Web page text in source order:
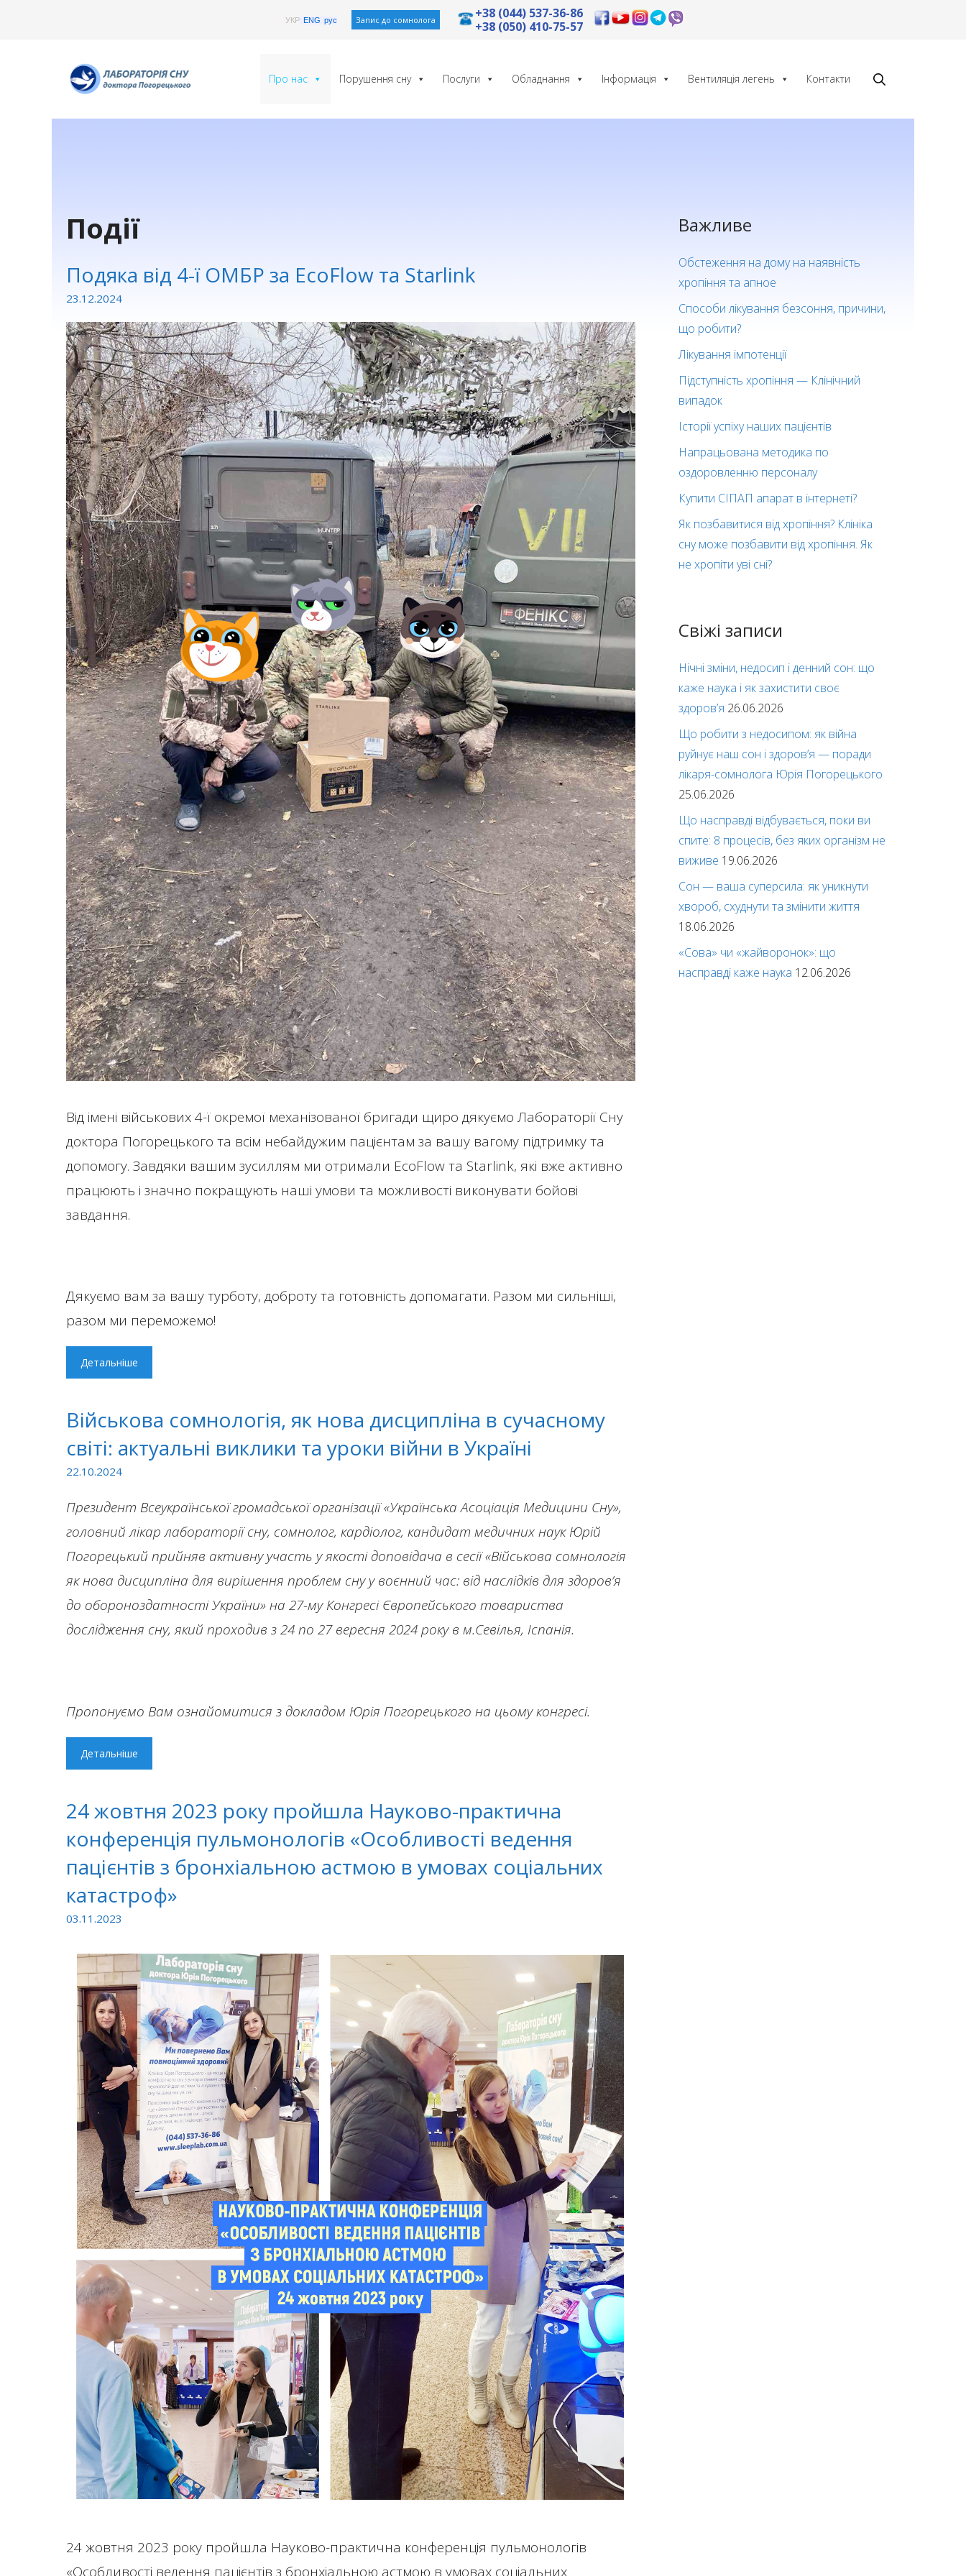
УКР ENG рус Запис до сомнолога
+38 (044) 537-36-86
+38 (050) 410-75-57
Про нас Порушення сну Послуги Обладнання Інформація Вентиляція легень Контакти
Події
Подяка від 4-ї ОМБР за EcoFlow та Starlink
23.12.2024
Від імені військових 4-ї окремої механізованої бригади щиро дякуємо Лабораторії Сну
доктора Погорецького та всім небайдужим пацієнтам за вашу вагому підтримку та
допомогу. Завдяки вашим зусиллям ми отримали EcoFlow та Starlink, які вже активно
працюють і значно покращують наші умови та можливості виконувати бойові
завдання.
Дякуємо вам за вашу турботу, доброту та готовність допомагати. Разом ми сильніші,
разом ми переможемо!
Детальніше
Військова сомнологія, як нова дисципліна в сучасному
світі: актуальні виклики та уроки війни в Україні
22.10.2024
Президент Всеукраїнської громадської організації «Українська Асоціація Медицини Сну»,
головний лікар лабораторії сну, сомнолог, кардіолог, кандидат медичних наук Юрій
Погорецький прийняв активну участь у якості доповідача в сесії «Військова сомнологія
як нова дисципліна для вирішення проблем сну у воєнний час: від наслідків для здоров’я
до обороноздатності України» на 27-му Конгресі Європейського товариства
дослідження сну, який проходив з 24 по 27 вересня 2024 року в м.Севілья, Іспанія.
Пропонуємо Вам ознайомитися з докладом Юрія Погорецького на цьому конгресі.
Детальніше
24 жовтня 2023 року пройшла Науково-практична
конференція пульмонологів «Особливості ведення
пацієнтів з бронхіальною астмою в умовах соціальних
катастроф»
03.11.2023
24 жовтня 2023 року пройшла Науково-практична конференція пульмонологів
«Особливості ведення пацієнтів з бронхіальною астмою в умовах соціальних
Важливе
Обстеження на дому на наявність
хропіння та апное
Способи лікування безсоння, причини,
що робити?
Лікування імпотенції
Підступність хропіння — Клінічний
випадок
Історії успіху наших пацієнтів
Напрацьована методика по
оздоровленню персоналу
Купити СІПАП апарат в інтернеті?
Як позбавитися від хропіння? Клініка
сну може позбавити від хропіння. Як
не хропіти уві сні?
Свіжі записи
Нічні зміни, недосип і денний сон: що
каже наука і як захистити своє
здоров’я 26.06.2026
Що робити з недосипом: як війна
руйнує наш сон і здоров’я — поради
лікаря-сомнолога Юрія Погорецького
25.06.2026
Що насправді відбувається, поки ви
спите: 8 процесів, без яких організм не
виживе 19.06.2026
Сон — ваша суперсила: як уникнути
хвороб, схуднути та змінити життя
18.06.2026
«Сова» чи «жайворонок»: що
насправді каже наука 12.06.2026